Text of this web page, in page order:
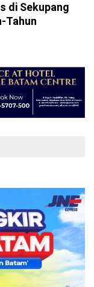
di Sekupang
Tahun